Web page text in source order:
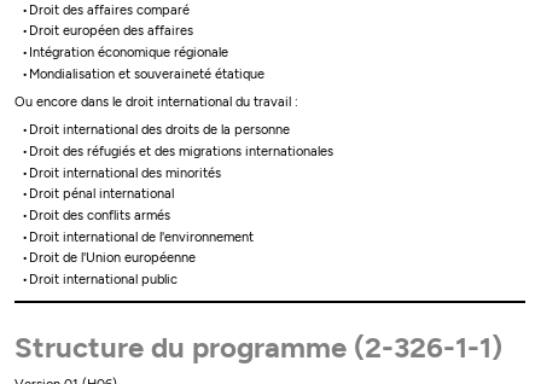
Droit des affaires comparé
Droit européen des affaires
Intégration économique régionale
Mondialisation et souveraineté étatique
Ou encore dans le droit international du travail :
Droit international des droits de la personne
Droit des réfugiés et des migrations internationales
Droit international des minorités
Droit pénal international
Droit des conflits armés
Droit international de l'environnement
Droit de l'Union européenne
Droit international public
Structure du programme (2-326-1-1)